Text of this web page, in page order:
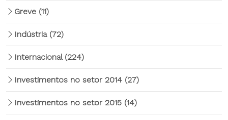
Greve (11)
Indústria (72)
Internacional (224)
Investimentos no setor 2014 (27)
Investimentos no setor 2015 (14)